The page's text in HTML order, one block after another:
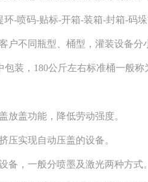
-喷码-贴标-开箱-装箱-封箱-码垛
户不同瓶型、桶型，灌装设备
装，180公斤左右标准桶一般
放盖功能，降低劳动强度。
压实现自动压盖的设备。
备，一般分喷墨及激光两种方式。